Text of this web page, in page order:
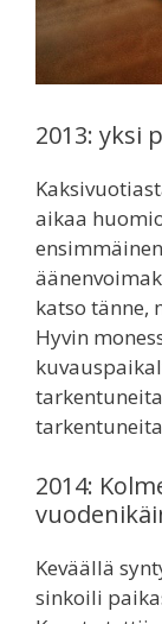
2013: yksi
aikaa
katso tänne,
Hyvin
2014:
Keväällä
sinkoili